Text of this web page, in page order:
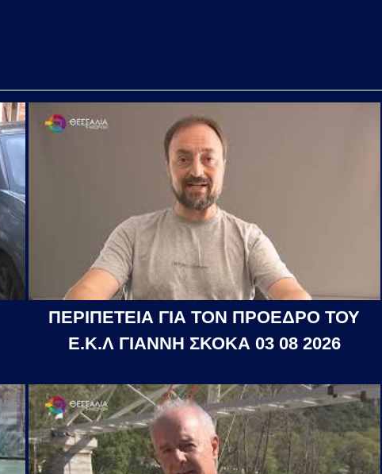
ΠΕΡΙΠΕΤΕΙΑ ΓΙΑ ΤΟΝ ΠΡΟΕΔΡΟ ΤΟΥ
Ε.Κ.Λ ΓΙΑΝΝΗ ΣΚΟΚΑ 03 08 2026